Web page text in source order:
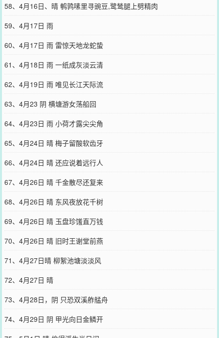
58、4月16日、晴 鹌鹑嗉里寻豌豆,鹭鸶腿上劈精肉
59、4月17日 雨
60、4月17日 雨 雷惊天地龙蛇蛰
61、4月18日 雨 一纸成灰淡云清
62、4月19日 雨 唯见长江天际流
63、4月23 阴 横塘游女荡船回
64、4月23日 雨 小荷才露尖尖角
65、4月24日 晴 梅子留酸软齿牙
66、4月24日 晴 还应说着远行人
67、4月26日 晴 千金散尽还复来
68、4月26日 晴 东风夜放花千树
69、4月26日 晴 玉盘珍馐直万钱
70、4月26日 晴 旧时王谢堂前燕
71、4月27日晴 柳絮池塘淡淡风
72、4月27日 晴
73、4月28日，阴 只恐双溪舴艋舟
74、4月29日 阴 甲光向日金鳞开